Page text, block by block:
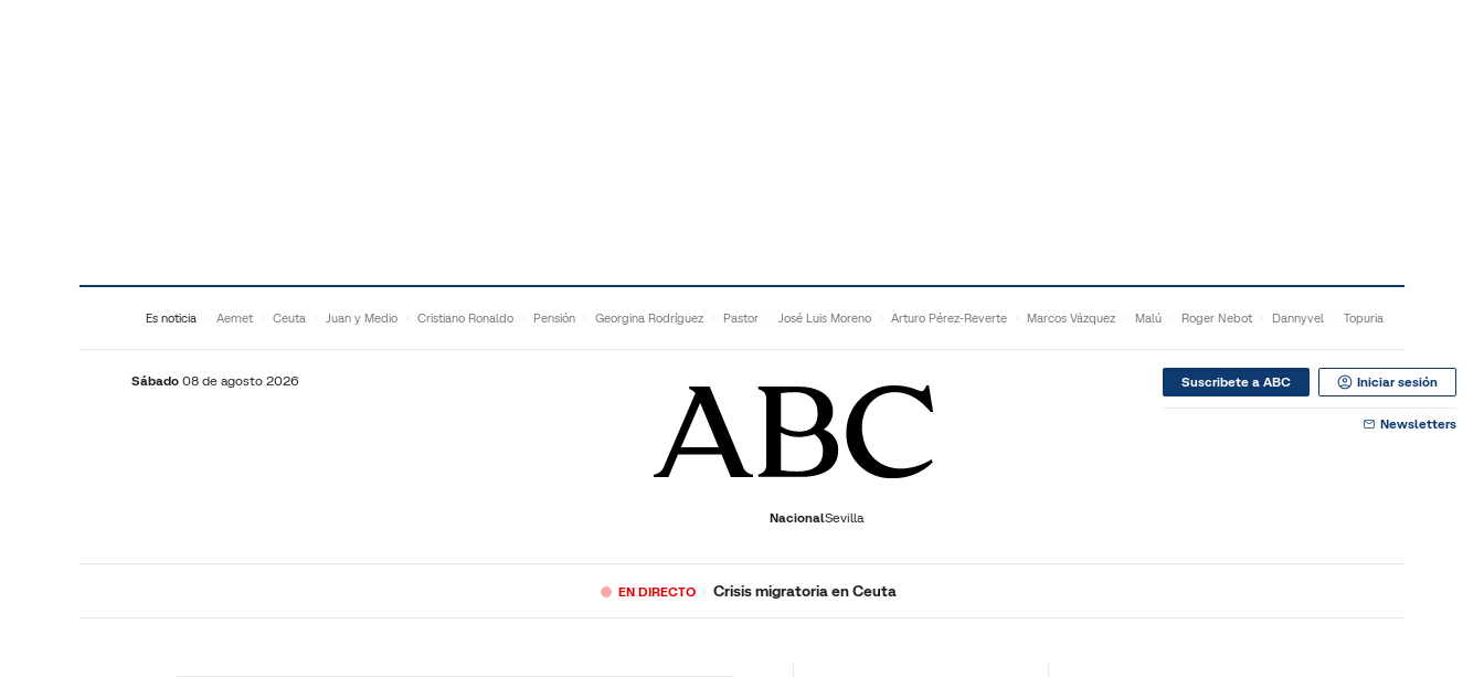
Es noticia Aemet Ceuta Juan y Medio Cristiano Ronaldo Pensión Georgina Rodríguez Pastor José Luis Moreno Arturo Pérez-Reverte Marcos Vázquez Malú Roger Nebot Dannyvel Topuria
Sábado 08 de agosto 2026
NacionalSevilla
Suscribete a ABC Iniciar sesión
Newsletters
ECONOMÍADEPORTES SOCIEDADCULTURAGENTEPLAY
EN DIRECTO Crisis migratoria en Ceuta